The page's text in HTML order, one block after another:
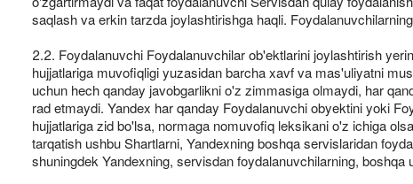
saqlash va erkin tarzda joylashtirishga haqli.
2.2. Foydalanuvchi Foydalanuvchilar ob'ektlarini joylashtirish
hujjatlariga muvofiqligi yuzasidan barcha xavf va mas'uliyatni
uchun hech qanday javobgarlikni o'z zimmasiga olmaydi, har
rad etmaydi. Yandex har qanday Foydalanuvchi obyektini yoki
hujjatlariga zid bo'lsa, normaga nomuvofiq leksikani o'z ichiga
tarqatish ushbu Shartlarni, Yandexning boshqa servislaridan
shuningdek Yandexning, servisdan foydalanuvchilarning,